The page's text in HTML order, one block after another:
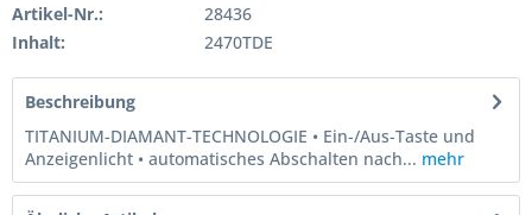
Artikel-Nr.:
28436
Inhalt:
2470TDE
Beschreibung
TITANIUM-DIAMANT-TECHNOLOGIE • Ein-/Aus-Taste und
Anzeigenlicht • automatisches Abschalten nach... mehr